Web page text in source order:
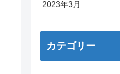
2023年3月
カテゴリー